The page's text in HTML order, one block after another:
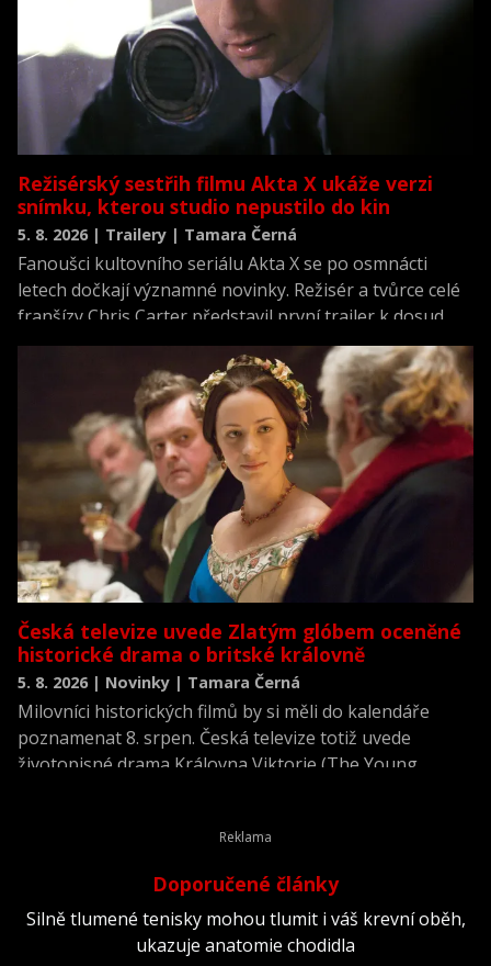
Režisérský sestřih filmu Akta X ukáže verzi
snímku, kterou studio nepustilo do kin
5. 8. 2026 | Trailery | Tamara Černá
Fanoušci kultovního seriálu Akta X se po osmnácti
letech dočkají významné novinky. Režisér a tvůrce celé
franšízy Chris Carter představil první trailer k dosud
neviděné režisérské verzi filmu Akta X: Chci uvěřit.
Česká televize uvede Zlatým glóbem oceněné
historické drama o britské královně
5. 8. 2026 | Novinky | Tamara Černá
Milovníci historických filmů by si měli do kalendáře
poznamenat 8. srpen. Česká televize totiž uvede
životopisné drama Královna Viktorie (The Young
Doporučené články
Silně tlumené tenisky mohou tlumit i váš krevní oběh,
ukazuje anatomie chodidla